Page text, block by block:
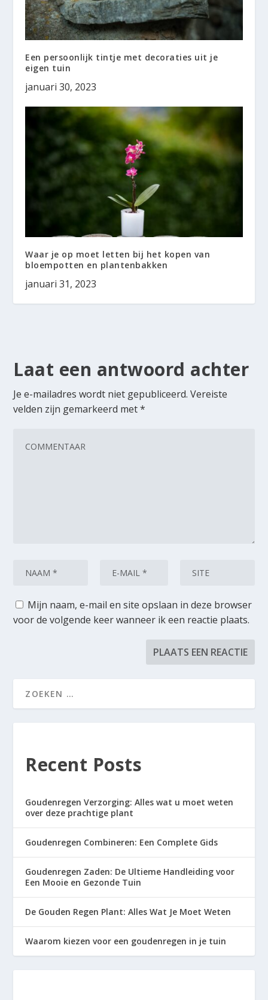
Een persoonlijk tintje met decoraties uit je
eigen tuin
januari 30, 2023
Waar je op moet letten bij het kopen van
bloempotten en plantenbakken
januari 31, 2023
Laat een antwoord achter
Je e-mailadres wordt niet gepubliceerd. Vereiste
velden zijn gemarkeerd met*
Mijn naam, e-mail en site opslaan in deze browser
voor de volgende keer wanneer ik een reactie plaats.
Recent Posts
Goudenregen Verzorging: Alles wat u moet weten
over deze prachtige plant
Goudenregen Combineren: Een Complete Gids
Goudenregen Zaden: De Ultieme Handleiding voor
Een Mooie en Gezonde Tuin
De Gouden Regen Plant: Alles Wat Je Moet Weten
Waarom kiezen voor een goudenregen in je tuin